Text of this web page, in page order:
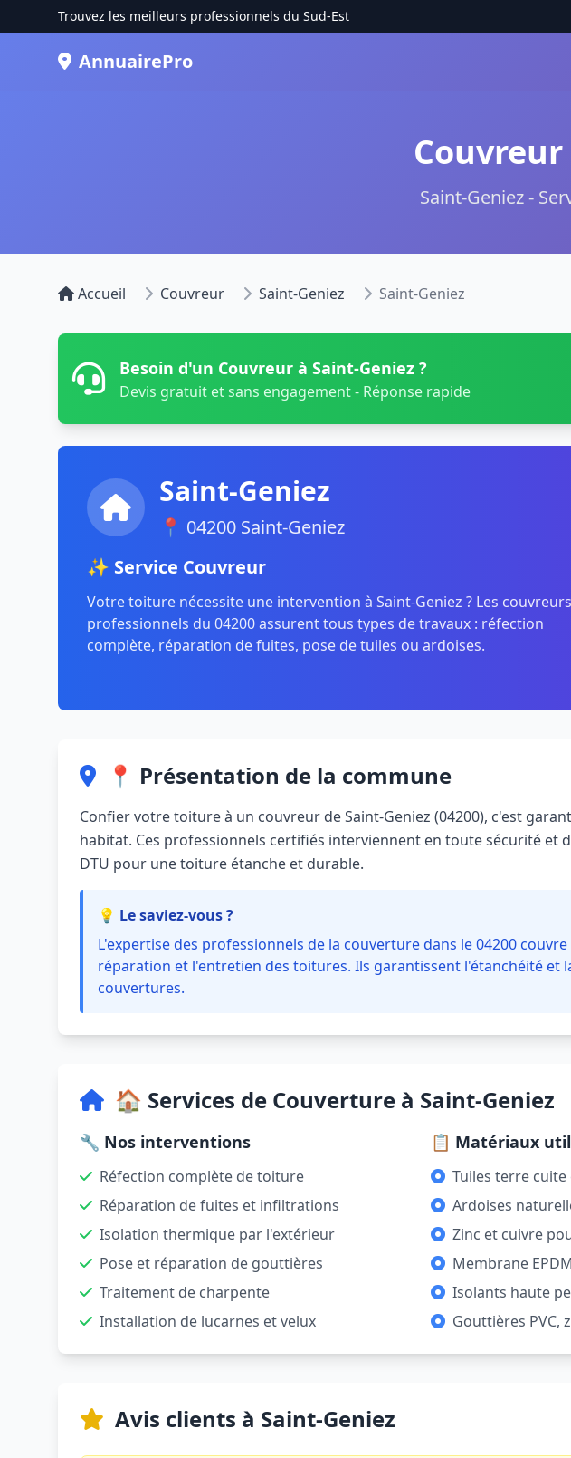
Trouvez les meilleurs professionnels du Sud-Est
AnnuairePro
Saint-Geniez -
Accueil Couvreur Saint-Geniez Saint-Geniez
Besoin d'un Couvreur à Saint-Geniez ?
Devis gratuit et sans engagement - Réponse rapide
Saint-Geniez
📍 04200 Saint-Geniez
✨ Service Couvreur
Votre toiture nécessite une intervention à Saint-Geniez ? Les couvreurs
professionnels du 04200 assurent tous types de travaux : réfection
complète, réparation de fuites, pose de tuiles ou ardoises.
📍 Présentation de la commune
Confier votre toiture à un couvreur de Saint-Geniez (04200), c'est
habitat. Ces professionnels certifiés interviennent en toute sécurité et
DTU pour une toiture étanche et durable.
💡 Le saviez-vous ?
L'expertise des professionnels de la couverture dans le 04200
réparation et l'entretien des toitures. Ils garantissent l'étanchéité et
couvertures.
🏠 Services de Couverture à Saint-Geniez
🔧 Nos interventions
Réfection complète de toiture
Réparation de fuites et infiltrations
Isolation thermique par l'extérieur
Pose et réparation de gouttières
Traitement de charpente
Installation de lucarnes et velux
📋 Matériaux
Tuiles terre
Ardoises
Zinc et cuivre
Membrane
Isolants haute
Gouttières PVC,
Avis clients à Saint-Geniez